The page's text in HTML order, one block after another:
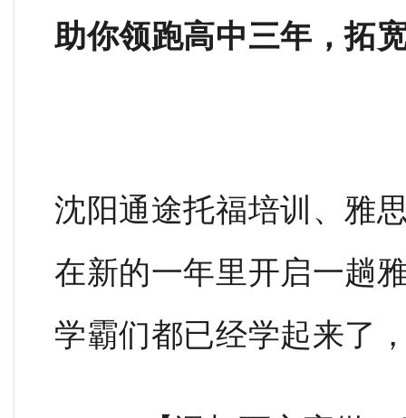
助你领跑高中三年，拓
沈阳通途托福培训、雅
在新的一年里开启一趟
学霸们都已经学起来了